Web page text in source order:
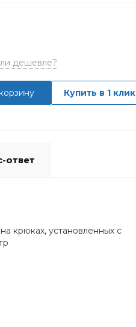
дешевле?
Купить в 1 клик
ответ
крюках, установленных с